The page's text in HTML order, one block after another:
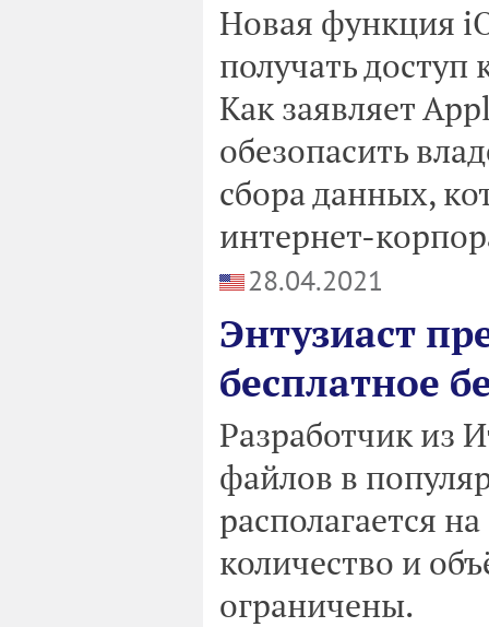
Новая функция
получать
Как заявляет
обезопасить
сбора данных,
интернет-
28.04.2021
Энтузиаст
бесплатное
Разработчик из
файлов в
располагается
количество и
ограничены.